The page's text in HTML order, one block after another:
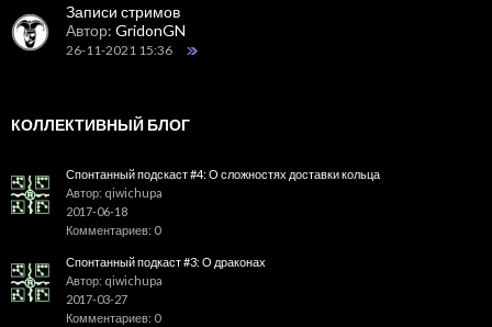
Записи стримов
Автор: GridonGN
26-11-2021 15:36
КОЛЛЕКТИВНЫЙ БЛОГ
Спонтанный подскаст #4: О сложностях доставки кольца
Автор: qiwichupa
2017-06-18
Комментариев: 0
Спонтанный подкаст #3: О драконах
Автор: qiwichupa
2017-03-27
Комментариев: 0